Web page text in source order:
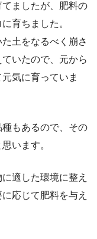
ましたが、肥料の
育ちました。
土をなるべく崩さ
いたので、元から
気に育っていま
もあるので、その
います。
適した環境に整え
応じて肥料を与え